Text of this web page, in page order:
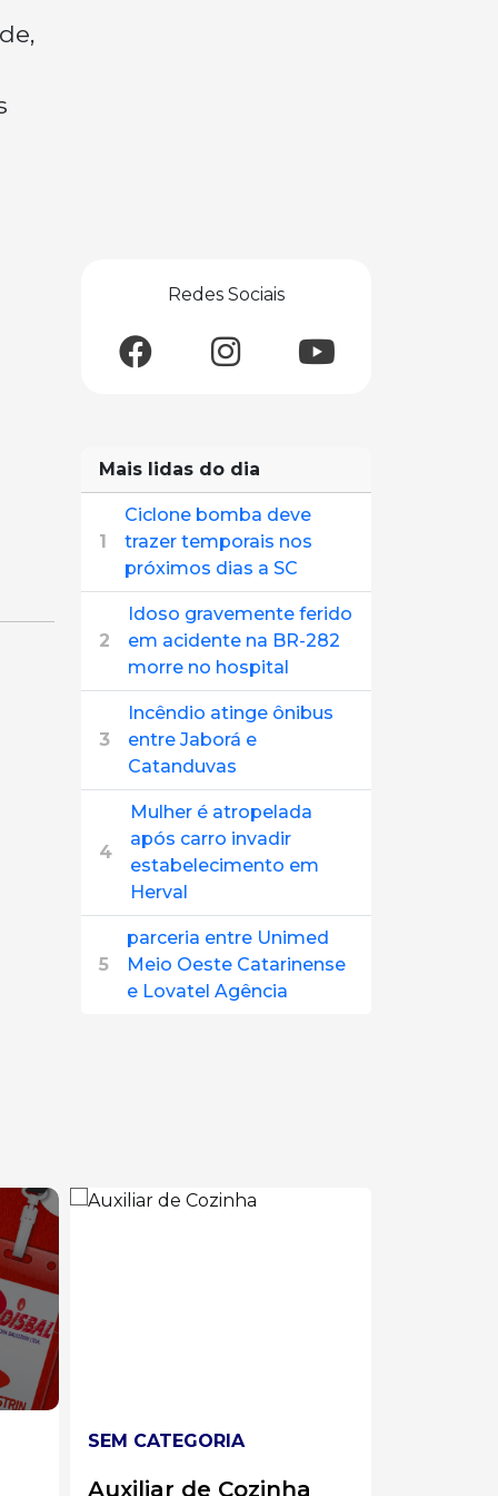
Redes Sociais
Mais lidas do dia
1
Ciclone bomba deve
trazer temporais nos
próximos dias a SC
2
Idoso gravemente ferido
em acidente na BR-282
morre no hospital
3
Incêndio atinge ônibus
entre Jaborá e
Catanduvas
4
Mulher é atropelada
após carro invadir
estabelecimento em
Herval
5
parceria entre Unimed
Meio Oeste Catarinense
e Lovatel Agência
SEM CATEGORIA
Líder de Solda